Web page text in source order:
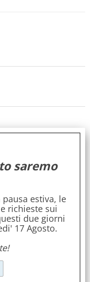
saremo
estiva, le
richieste sui
due giorni
17 Agosto.